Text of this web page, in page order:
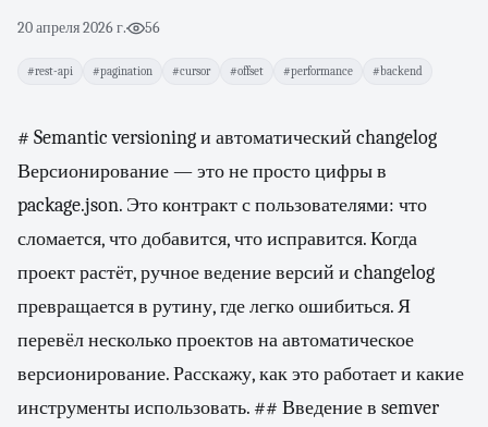
20 апреля 2026 г.· 56
#rest-api #pagination #cursor #offset #performance #backend
# Semantic versioning и автоматический changelog
Версионирование — это не просто цифры в
package.json. Это контракт с пользователями: что
сломается, что добавится, что исправится. Когда
проект растёт, ручное ведение версий и changelog
превращается в рутину, где легко ошибиться. Я
перевёл несколько проектов на автоматическое
версионирование. Расскажу, как это работает и какие
инструменты использовать. ## Введение в semver